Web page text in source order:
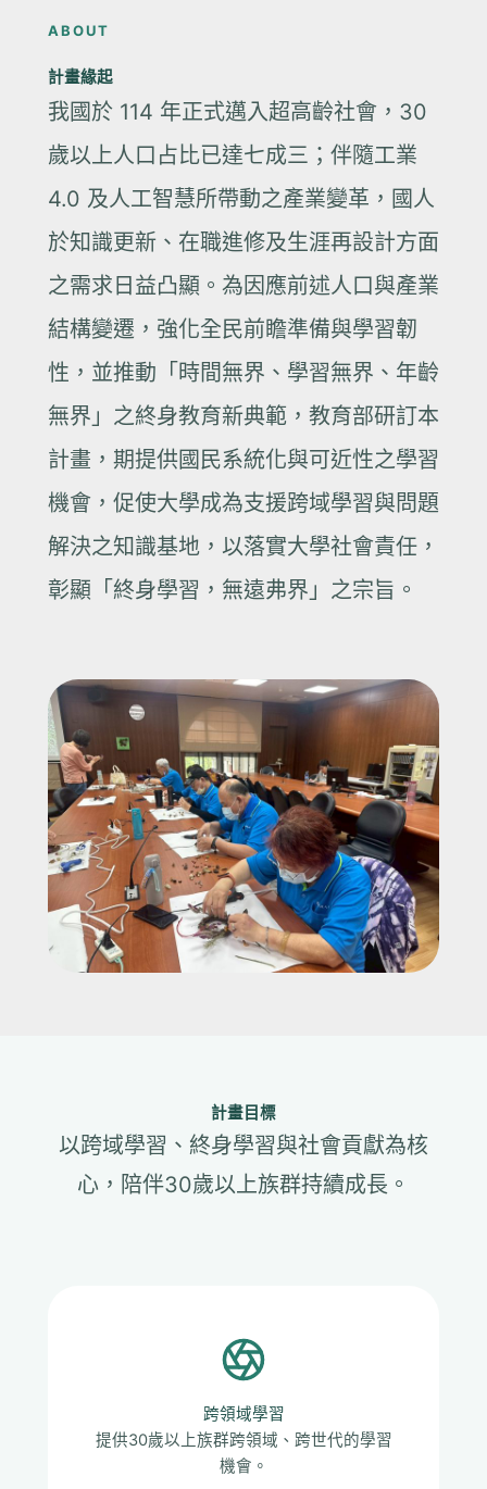
ABOUT
計畫緣起
我國於 114 年正式邁入超高齡社會，30
歲以上人口占比已達七成三；伴隨工業
4.0 及人工智慧所帶動之產業變革，國人
於知識更新、在職進修及生涯再設計方面
之需求日益凸顯。為因應前述人口與產業
結構變遷，強化全民前瞻準備與學習韌
性，並推動「時間無界、學習無界、年齡
無界」之終身教育新典範，教育部研訂本
計畫，期提供國民系統化與可近性之學習
機會，促使大學成為支援跨域學習與問題
解決之知識基地，以落實大學社會責任，
彰顯「終身學習，無遠弗界」之宗旨。
計畫目標
以跨域學習、終身學習與社會貢獻為核
心，陪伴30歲以上族群持續成長。
跨領域學習
提供30歲以上族群跨領域、跨世代的學習
機會。